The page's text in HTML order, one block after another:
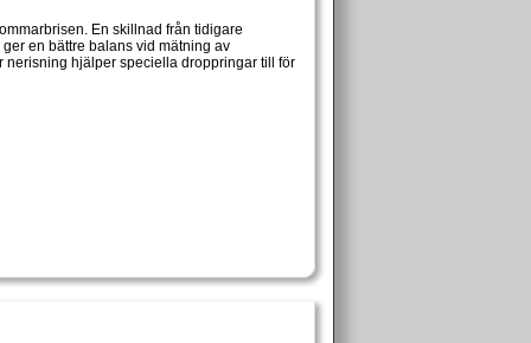
En skillnad från tidigare
en bättre balans vid mätning av
nerisning hjälper speciella droppringar till för